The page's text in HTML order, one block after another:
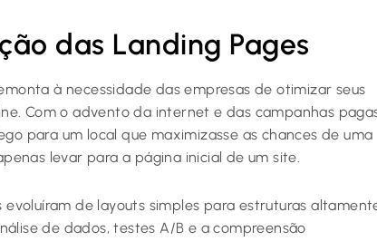
das Landing Pages
à necessidade das empresas de otimizar seus
Com o advento da internet e das campanhas
para um local que maximizasse as chances de uma
levar para a página inicial de um site.
de layouts simples para estruturas
de dados, testes A/B e a compreensão